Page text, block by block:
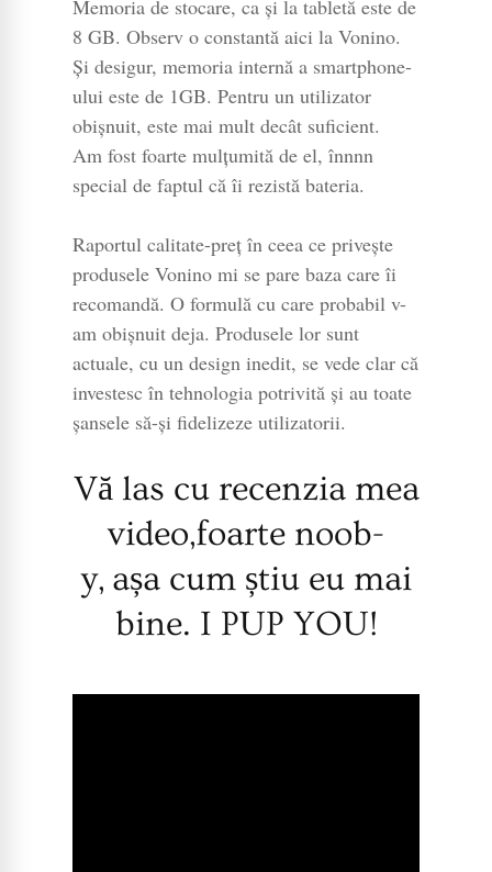
Memoria de stocare, ca și la tabletă este de
8 GB. Observ o constantă aici la Vonino.
Și desigur, memoria internă a smartphone-
ului este de 1GB. Pentru un utilizator
obișnuit, este mai mult decât suficient.
Am fost foarte mulțumită de el, înnnn
special de faptul că îi rezistă bateria.
Raportul calitate-preț în ceea ce privește
produsele Vonino mi se pare baza care îi
recomandă. O formulă cu care probabil v-
am obișnuit deja. Produsele lor sunt
actuale, cu un design inedit, se vede clar că
investesc în tehnologia potrivită și au toate
șansele să-și fidelizeze utilizatorii.
Vă las cu recenzia mea
video,foarte noob-
y, așa cum știu eu mai
bine. I PUP YOU!